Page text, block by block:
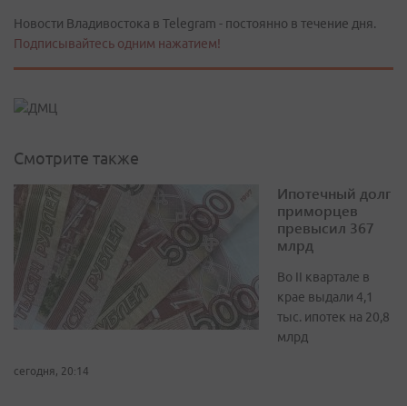
Новости Владивостока в Telegram - постоянно в течение дня.
Подписывайтесь одним нажатием!
Смотрите также
Ипотечный долг
приморцев
превысил 367
млрд
Во II квартале в
крае выдали 4,1
тыс. ипотек на 20,8
млрд
сегодня, 20:14